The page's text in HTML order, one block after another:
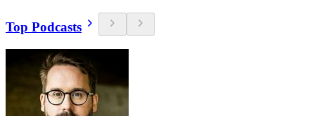
Top Podcasts